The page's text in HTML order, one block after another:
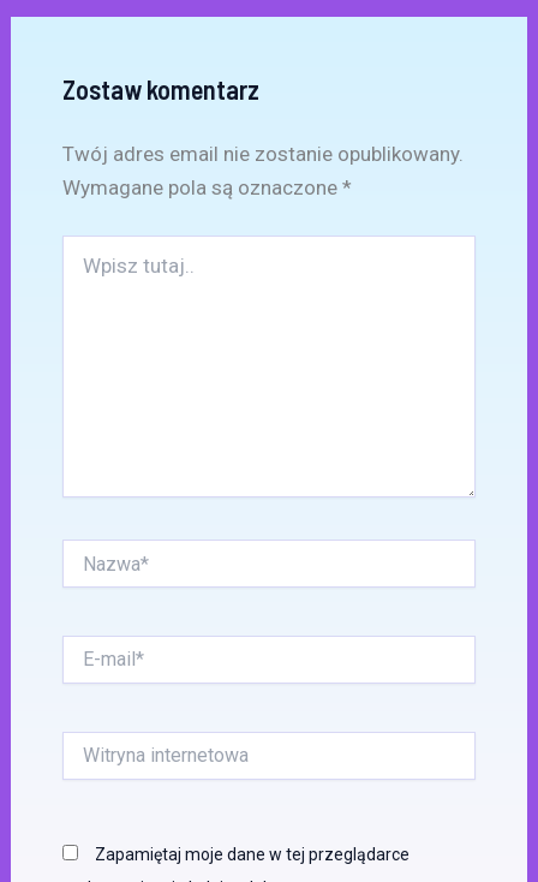
Zostaw komentarz
Twój adres email nie zostanie opublikowany.
Wymagane pola są oznaczone *
tutaj..
mail*
internetowa
Zapamiętaj moje dane w tej przeglądarce